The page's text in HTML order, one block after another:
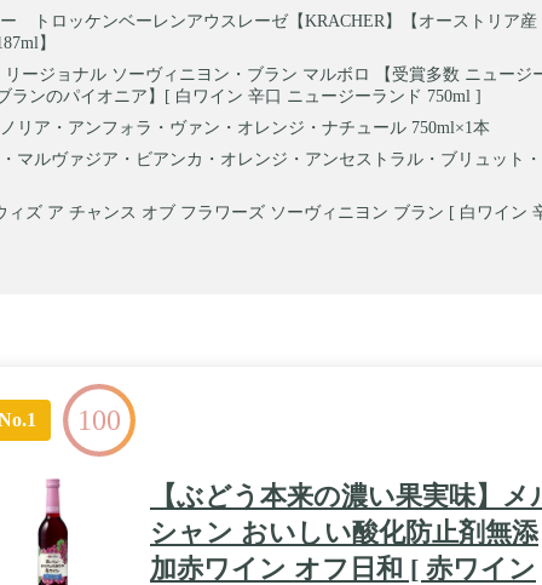
トロッケンベーレンアウスレーゼ【KRACHER】【オーストリア産
】
リージョナル ソーヴィニヨン・ブラン マルボロ 【受賞多数 ニュージ
ランのパイオニア】[ 白ワイン 辛口 ニュージーランド 750ml ]
リア・アンフォラ・ヴァン・オレンジ・ナチュール 750ml×1本
マルヴァジア・ビアンカ・オレンジ・アンセストラル・ブリュット
ィズ ア チャンス オブ フラワーズ ソーヴィニヨン ブラン [ 白ワイン
100
【ぶどう本来の濃い果実味】メ
シャン おいしい酸化防止剤無添
加赤ワイン オフ日和 [ 赤ワイン